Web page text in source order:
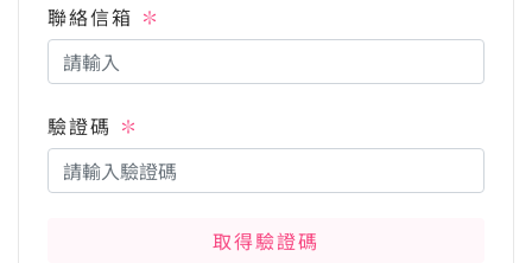
聯絡信箱 ✽
驗證碼 ✽
取得驗證碼